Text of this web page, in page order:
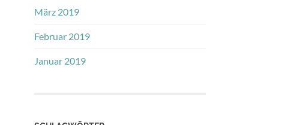
März 2019
Februar 2019
Januar 2019